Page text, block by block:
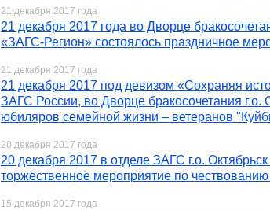
21 декабря 2017 года
21 декабря 2017 года во Дворце
«ЗАГС-Регион» состоялось праздничное
21 декабря 2017 года
21 декабря 2017 под девизом «Сохраняя
ЗАГС России, во Дворце бракосочетания
юбиляров семейной жизни – ветеранов
20 декабря 2017 года
20 декабря 2017 в отделе ЗАГС г.о.
торжественное мероприятие по
15 декабря 2017 года